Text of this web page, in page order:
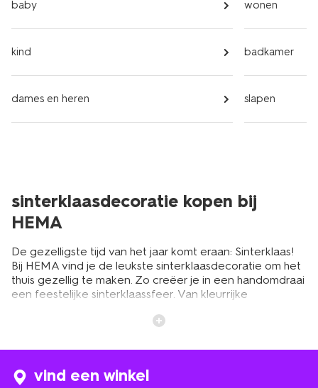
baby
kind
dames en heren
wonen
badkamer
slapen
sinterklaasdecoratie kopen bij
HEMA
De gezelligste tijd van het jaar komt eraan: Sinterklaas!
Bij HEMA vind je de leukste sinterklaasdecoratie om het
thuis gezellig te maken. Zo creëer je in een handomdraai
een feestelijke sinterklaassfeer. Van kleurrijke
een geslaagd sinterklaasfeest. Onze versiering voor
extra gezellig tijdens de donkere dagen. Laat de
piet decoratie en maak er een leuk familiemoment van.
vind een winkel